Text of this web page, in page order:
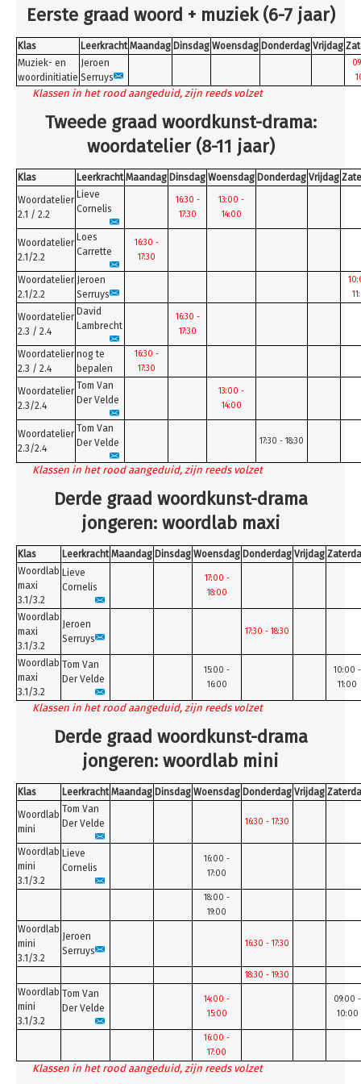
Inschrijven
Uurroosters 25-26
Uurroosters 26-27
Contact
Projecten
Aanmelden
Afwezigheden
U bent hier:
Uurroosters 26-27
Woordkunst-drama
Eerste graad woord + muziek (6-7 jaar)
Klas Leerkracht Maandag Dinsdag Woensdag Donderdag Vrijdag
Muziek- en
woordinitiatie
Jeroen
Serruys
Klassen in het rood aangeduid, zijn reeds volzet
Tweede graad woordkunst-drama:
woordatelier (8-11 jaar)
Klas Leerkracht Maandag Dinsdag Woensdag Donderdag Vrijdag
Woordatelier
2.1 / 2.2
Lieve
Cornelis
16:30 -
17:30
13:00 -
14:00
Woordatelier
2.1/2.2
Loes
Carrette
16:30 -
17:30
Woordatelier
2.1/2.2
Jeroen
Serruys
Woordatelier
2.3 / 2.4
David
Lambrecht
16:30 -
17:30
Woordatelier
2.3 / 2.4
nog te
bepalen
16:30 -
17:30
Woordatelier
2.3/2.4
Tom Van
Der Velde
13:00 -
14:00
Woordatelier
2.3/2.4
Tom Van
Der Velde
17:30 - 18:30
Klassen in het rood aangeduid, zijn reeds volzet
Derde graad woordkunst-drama
jongeren: woordlab maxi
Klas Leerkracht Maandag Dinsdag Woensdag Donderdag Vrijdag
Woordlab
maxi
3.1/3.2
Lieve
Cornelis
17:00 -
18:00
Woordlab
maxi
3.1/3.2
Jeroen
Serruys
17:30 - 18:30
Woordlab
maxi
3.1/3.2
Tom Van
Der Velde
15:00 -
16:00
10:00 -
11:00
Klassen in het rood aangeduid, zijn reeds volzet
Derde graad woordkunst-drama
jongeren: woordlab mini
Klas Leerkracht Maandag Dinsdag Woensdag Donderdag Vrijdag
Woordlab
mini
Tom Van
Der Velde
16:30 - 17:30
Woordlab
mini
3.1/3.2
Lieve
Cornelis
16:00 -
17:00
18:00 -
19:00
Woordlab
mini
3.1/3.2
Jeroen
Serruys
16:30 - 17:30
18:30 - 19:30
Woordlab
mini
3.1/3.2
Tom Van
Der Velde
14:00 -
15:00
09:00 -
10:00
16:00 -
17:00
Klassen in het rood aangeduid, zijn reeds volzet